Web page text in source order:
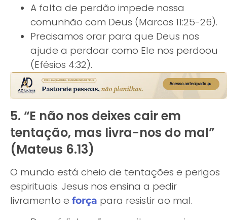
A falta de perdão impede nossa
comunhão com Deus (Marcos 11:25-26).
Precisamos orar para que Deus nos
ajude a perdoar como Ele nos perdoou
(Efésios 4:32).
5. “E não nos deixes cair em
tentação, mas livra-nos do mal”
(Mateus 6.13)
O mundo está cheio de tentações e perigos
espirituais. Jesus nos ensina a pedir
livramento e força para resistir ao mal.